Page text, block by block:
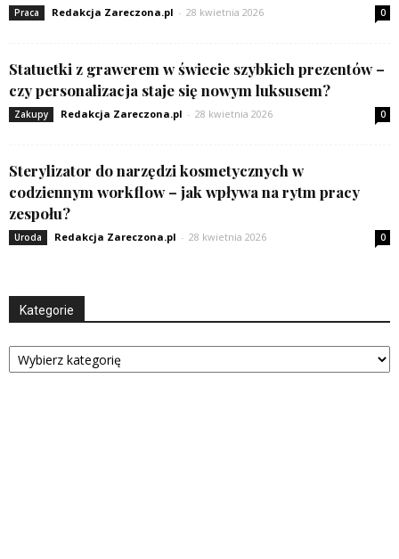
Praca Redakcja Zareczona.pl - 28 kwietnia 2026 0
Statuetki z grawerem w świecie szybkich prezentów –
czy personalizacja staje się nowym luksusem?
Zakupy Redakcja Zareczona.pl - 28 kwietnia 2026 0
Sterylizator do narzędzi kosmetycznych w
codziennym workflow – jak wpływa na rytm pracy
zespołu?
Uroda Redakcja Zareczona.pl - 28 kwietnia 2026 0
Kategorie
Kategorie